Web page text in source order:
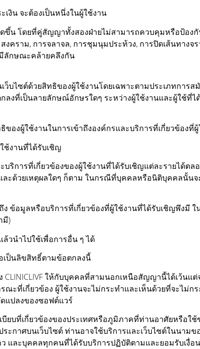
เงิน จะต้องเป็นหนึ่งในผู้ใช้งาน
ขึ้น โดยที่คู่สัญญาทั้งสองฝ่ายไม่สามารถควบคุมหรือป้อง
คราม, การจลาจล, การชุมนุมประท้วง, การปิดเส้นทางจ
ลักษณะคล้ายคลึงกัน
เว็บไซต์ด้วยสิทธิของผู้ใช้งานโดยเฉพาะตามประเภทกา
ลงที่เป็นลายลักษณ์อักษรใดๆ ระหว่างผู้ใช้งานและผู้ใช้
องผู้ใช้งานในการเข้าถึงองค์กรและบริการที่เกี่ยวข้องที่
ช้งานที่ได้รับเชิญ
การที่เกี่ยวข้องของผู้ใช้งานที่ได้รับเชิญแต่ละรายได้ตล
ละด้วยเหตุผลใดๆ ก็ตาม ในกรณีที่บุคคลหรือนิติบุคคลนั้น
ง ข้อมูลหรือบริการที่เกี่ยวข้องที่ผู้ใช้งานที่ได้รับเชิญพึง
มี)
วนำไปใช้เพื่อการอื่น ๆ ได้
เป็นลิขสิทธิ์ตามข้อตกลงนี้
ให้กับบุคคลที่สามนอกเหนือสัญญานี้ได้เว้นแ
ที่เกี่ยวข้อง ผู้ใช้งานจะไม่กระทำและเห็นด้วยที่จะไม่ก
แปลงของซอฟต์แวร์
ยบที่เกี่ยวข้องของประเทศหรือภูมิภาคที่ท่านอาศัยหรือใ
ระกาศบนเว็บไซต์ ท่านอาจใช้บริการและเว็บไซต์ในน
และบุคคลทุกคนที่ได้รับบริการปฏิบัติตามและยอมรับเ